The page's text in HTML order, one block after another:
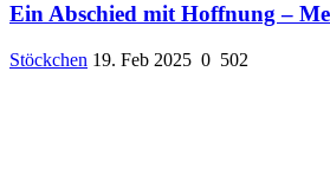
Ein Abschied mit Hoffnung –
Stöckchen 19. Feb 2025 0 502